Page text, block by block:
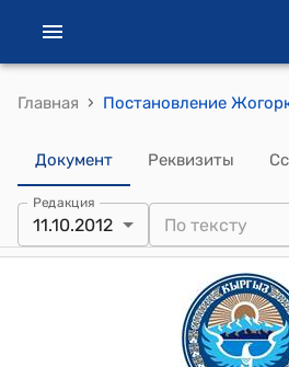
Главная ›
Документ Реквизиты
Редакция
11.10.2012